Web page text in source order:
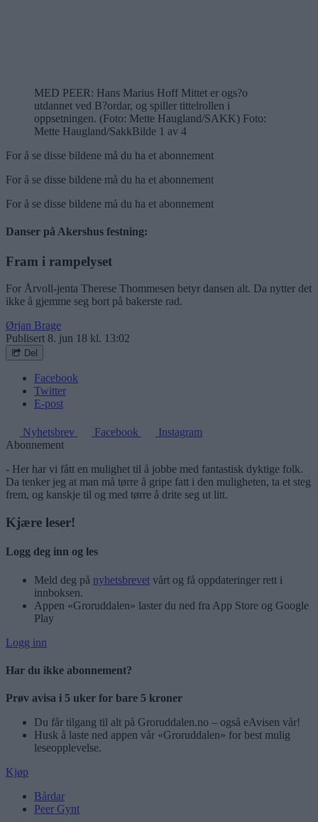
MED PEER: Hans Marius Hoff Mittet er ogs?o
utdannet ved B?ordar, og spiller tittelrollen i
oppsetningen. (Foto: Mette Haugland/SAKK) Foto:
Mette Haugland/SakkBilde 1 av 4
For å se disse bildene må du ha et abonnement
For å se disse bildene må du ha et abonnement
For å se disse bildene må du ha et abonnement
Danser på Akershus festning:
Fram i rampelyset
For Årvoll-jenta Therese Thommesen betyr dansen alt. Da nytter det
ikke å gjemme seg bort på bakerste rad.
Ørjan Brage
Publisert 8. jun 18 kl. 13:02
Del
Facebook
Twitter
E-post
Nyhetsbrev Facebook
Instagram
Abonnement
- Her har vi fått en mulighet til å jobbe med fantastisk dyktige folk.
Da tenker jeg at man må tørre å gripe fatt i den muligheten, ta et steg
frem, og kanskje til og med tørre å drite seg ut litt.
Kjære leser!
Logg deg inn og les
Meld deg på nyhetsbrevet vårt og få oppdateringer rett i
innboksen.
Appen «Groruddalen» laster du ned fra App Store og Google
Play
Logg inn
Har du ikke abonnement?
Prøv avisa i 5 uker for bare 5 kroner
Du får tilgang til alt på Groruddalen.no – også eAvisen vår!
Husk å laste ned appen vår «Groruddalen» for best mulig
leseopplevelse.
Kjøp
Bårdar
Peer Gynt